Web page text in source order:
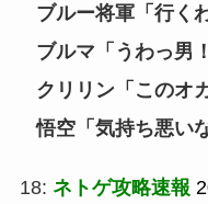
ブルー将軍「行く
ブルマ「うわっ男
クリリン「このオ
悟空「気持ち悪い
18: ネトゲ攻略速報